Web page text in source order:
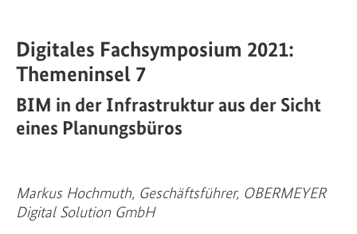
Digitales Fachsymposium 2021:
Themeninsel 7
BIM in der Infrastruktur aus der Sicht
eines Planungsbüros
Markus Hochmuth, Geschäftsführer, OBERMEYER
Digital Solution GmbH